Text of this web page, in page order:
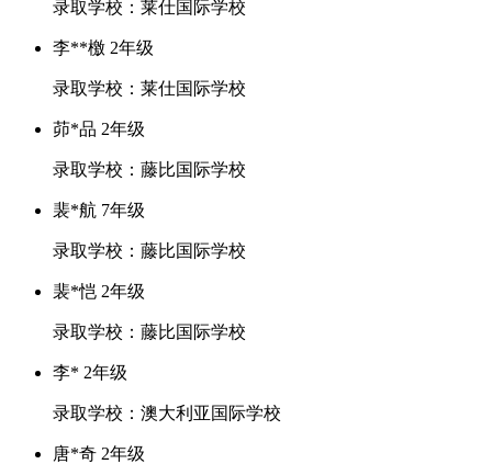
录取学校：莱仕国际学校
李**檄 2年级
录取学校：莱仕国际学校
茆*品 2年级
录取学校：藤比国际学校
裴*航 7年级
录取学校：藤比国际学校
裴*恺 2年级
录取学校：藤比国际学校
李* 2年级
录取学校：澳大利亚国际学校
唐*奇 2年级